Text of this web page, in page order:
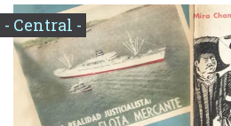
- Central -